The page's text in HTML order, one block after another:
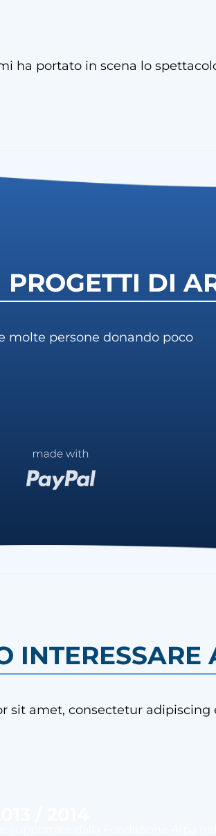
ha portato in scena lo
PROGETTI DI
molte persone donando poco
INTERESSARE
sit amet, consectetur adipiscing